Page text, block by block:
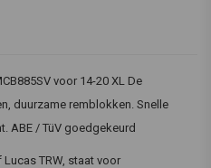
voor 14-20 XL De
duurzame remblokken. Snelle
ABE / TüV goedgekeurd
TRW, staat voor